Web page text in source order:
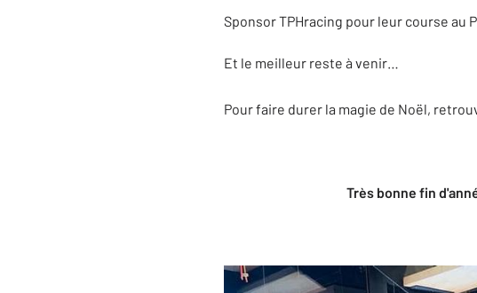
Sponsor TPHracing pour leur course au
Et le meilleur reste à venir…
Pour faire durer la magie de Noël,
Très bonne fin